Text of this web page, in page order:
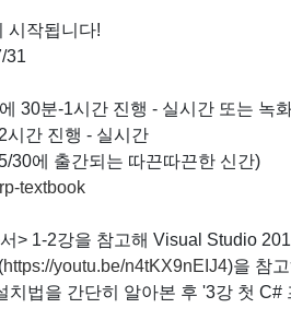
시작됩니다!
31
30분-1시간 진행 - 실시간 또는 녹
시간 진행 - 실시간
30에 출간되는 따끈따끈한 신간)
textbook
> 1-2강을 참고해 Visual Studio
https://youtu.be/n4tKX9nEIJ4)을 참
치법을 간단히 알아본 후 '3강 첫